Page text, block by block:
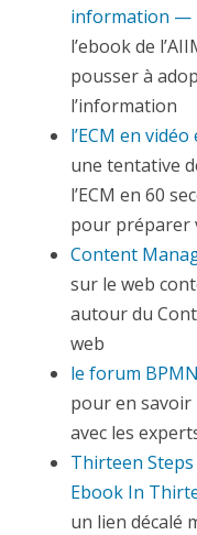
information —
l’ebook de
pousser à
l’information
l’ECM en
une tentative
l’ECM en 60
pour préparer
Content
sur le web
autour du
web
le forum BPMN
pour en
avec les
Thirteen
Ebook In
un lien décalé